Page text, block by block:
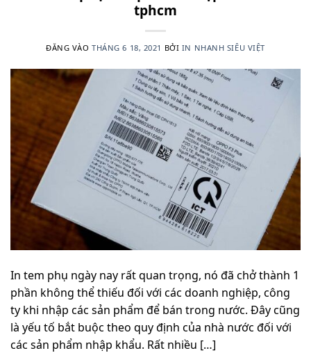
tphcm
ĐĂNG VÀOTHÁNG 6 18, 2021 BỞI IN NHANH SIÊU VIỆT
In tem phụ ngày nay rất quan trọng, nó đã chở thành 1
phần không thể thiếu đối với các doanh nghiệp, công
ty khi nhập các sản phẩm để bán trong nước. Đây cũng
là yếu tố bắt buộc theo quy định của nhà nước đối với
các sản phẩm nhập khẩu. Rất nhiều […]